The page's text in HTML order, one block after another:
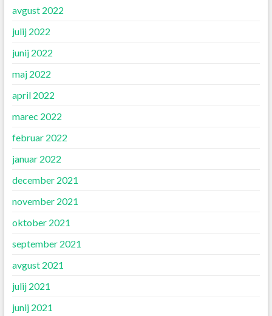
avgust 2022
julij 2022
junij 2022
maj 2022
april 2022
marec 2022
februar 2022
januar 2022
december 2021
november 2021
oktober 2021
september 2021
avgust 2021
julij 2021
junij 2021